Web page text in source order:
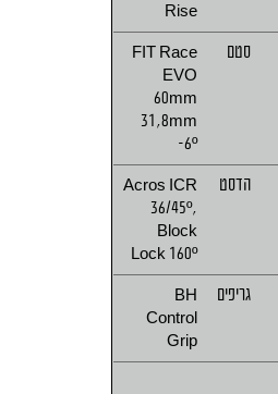
Rise
סטם
FIT Race
EVO
60mm
31,8mm
-6º
הדסט
Acros ICR
36/45º,
Block
Lock 160º
גריפים
BH
Control
Grip